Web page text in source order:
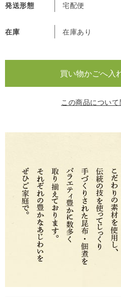
発送形態 宅配便
在庫 在庫あり
この商品につい